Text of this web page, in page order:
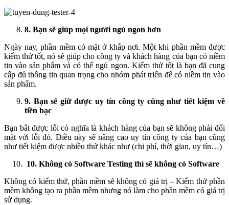
8. Bạn sẽ giúp mọi người ngủ ngon hơn
Ngày nay, phần mềm có mặt ở khắp nơi. Một khi phần mềm được
kiểm thử tốt, nó sẽ giúp cho công ty và khách hàng của bạn có niềm
tin vào sản phẩm và có thể ngủ ngon. Kiểm thử tốt là bạn đã cung
cấp đủ thông tin quan trọng cho nhóm phát triển để có niềm tin vào
sản phẩm.
9. Bạn sẽ giữ được uy tín công ty cũng như tiết kiệm về
tiền bạc
Bạn bắt được lỗi có nghĩa là khách hàng của bạn sẽ không phải đối
mặt với lỗi đó. Điều này sẽ nâng cao uy tín công ty của bạn cũng
như tiết kiệm được nhiều thứ khác như (chi phí, thời gian, uy tín…)
10. Không có Software Testing thì sẽ không có Software
Không có kiểm thử, phần mềm sẽ không có giá trị – Kiểm thử phần
mềm không tạo ra phần mềm nhưng nó làm cho phần mềm có giá trị
sử dụng.